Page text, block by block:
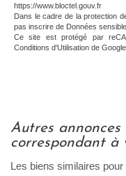
https://www.bloctel.gouv.fr
Dans le cadre de la protection
pas inscrire de Données
Ce site est protégé par
Conditions d'Utilisation de
autres annonces immobilières
correspondant à
Les biens similaires pour